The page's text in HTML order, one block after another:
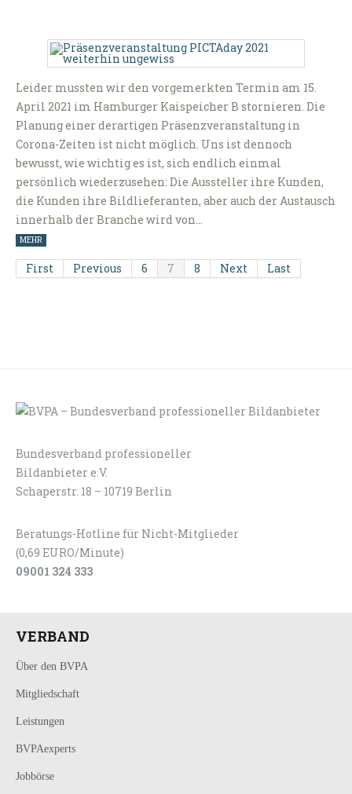
Leider mussten wir den vorgemerkten Termin am 15.
April 2021 im Hamburger Kaispeicher B stornieren. Die
Planung einer derartigen Präsenzveranstaltung in
Corona-Zeiten ist nicht möglich. Uns ist dennoch
bewusst, wie wichtig es ist, sich endlich einmal
persönlich wiederzusehen: Die Aussteller ihre Kunden,
die Kunden ihre Bildlieferanten, aber auch der Austausch
innerhalb der Branche wird von…
MEHR
First Previous 6 7 8 Next Last
Bundesverband professioneller
Bildanbieter e.V.
Schaperstr. 18 – 10719 Berlin
Beratungs-Hotline für Nicht-Mitglieder
(0,69 EURO/Minute)
09001 324 333
VERBAND
Über den BVPA
Mitgliedschaft
Leistungen
BVPAexperts
Jobbörse